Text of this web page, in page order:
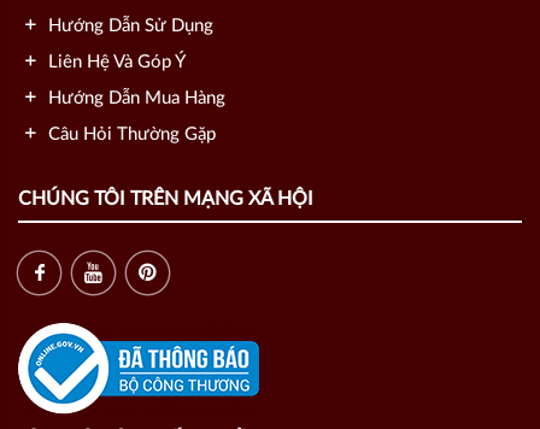
Hướng Dẫn Sử Dụng
Liên Hệ Và Góp Ý
Hướng Dẫn Mua Hàng
Câu Hỏi Thường Gặp
CHÚNG TÔI TRÊN MẠNG XÃ HỘI